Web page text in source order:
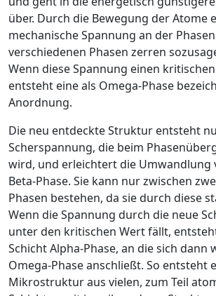
über. Durch die Bewegung der Atome
mechanische Spannung an der
verschiedenen Phasen zerren
Wenn diese Spannung einen
entsteht eine als Omega-Phase
Anordnung.
Die neu entdeckte Struktur entsteht
Scherspannung, die beim
wird, und erleichtert die Umwandlung
Beta-Phase. Sie kann nur zwischen
Phasen bestehen, da sie durch diese
Wenn die Spannung durch die neue
unter­ den kritischen Wert fällt,
Schicht Alpha-Phase, an die sich dann
Omega-Phase anschließt. So entsteht
Mikrostruktur aus vielen, zum Teil